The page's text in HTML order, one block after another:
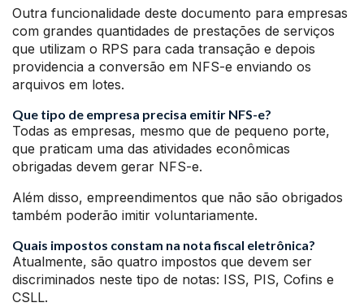
Outra funcionalidade deste documento para empresas
com grandes quantidades de prestações de serviços
que utilizam o RPS para cada transação e depois
providencia a conversão em NFS-e enviando os
arquivos em lotes.
Que tipo de empresa precisa emitir NFS-e?
Todas as empresas, mesmo que de pequeno porte,
que praticam uma das atividades econômicas
obrigadas devem gerar NFS-e.
Além disso, empreendimentos que não são obrigados
também poderão imitir voluntariamente.
Quais impostos constam na nota fiscal eletrônica?
Atualmente, são quatro impostos que devem ser
discriminados neste tipo de notas: ISS, PIS, Cofins e
CSLL.